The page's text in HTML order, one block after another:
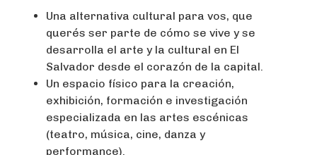
Una alternativa cultural para vos, que
querés ser parte de cómo se vive y se
desarrolla el arte y la cultural en El
Salvador desde el corazón de la capital.
Un espacio físico para la creación,
exhibición, formación e investigación
especializada en las artes escénicas
(teatro, música, cine, danza y
performance).